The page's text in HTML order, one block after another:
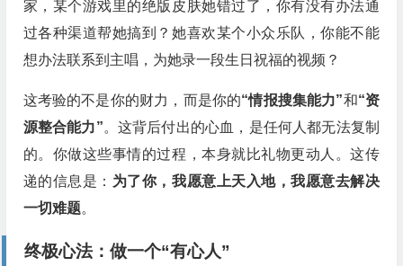
家，某个游戏里的绝版皮肤她错过了，你有没有办法通
过各种渠道帮她搞到？她喜欢某个小众乐队，你能不能
想办法联系到主唱，为她录一段生日祝福的视频？
这考验的不是你的财力，而是你的“情报搜集能力”和“资
源整合能力”。这背后付出的心血，是任何人都无法复制
的。你做这些事情的过程，本身就比礼物更动人。这传
递的信息是： 为了你，我愿意上天入地，我愿意去解决
一切难题。
终极心法：做一个“有心人”